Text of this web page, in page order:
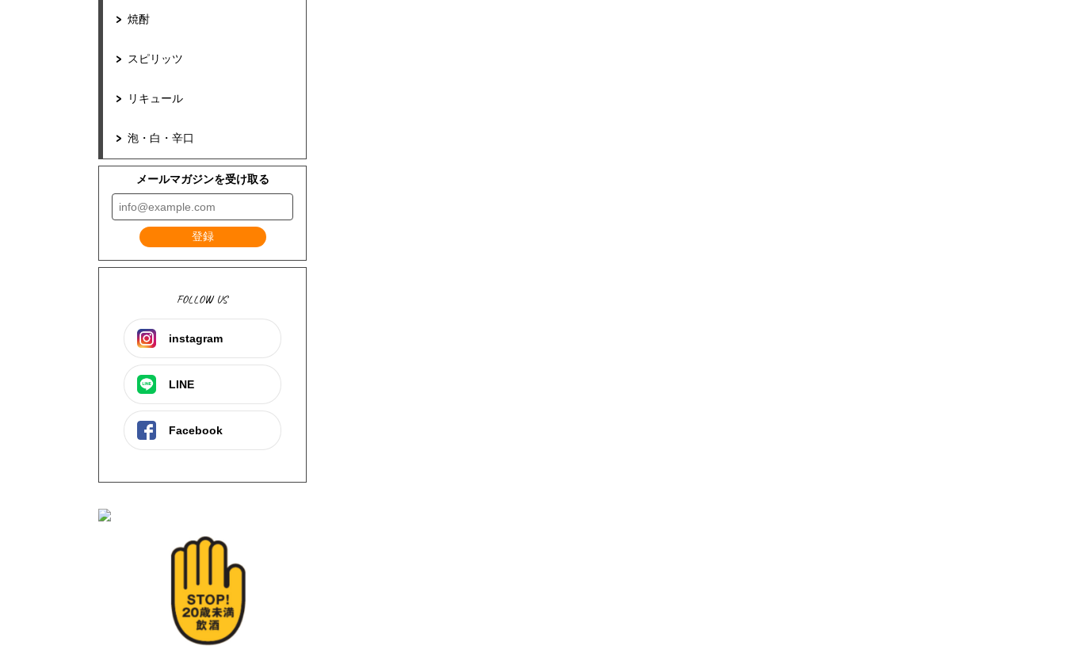
焼酎
スピリッツ
リキュール
泡・白・辛口
メールマガジンを受け取る
登録
FOLLOW US
instagram
LINE
Facebook